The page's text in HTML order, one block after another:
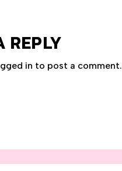
REPLY
in to post a comment.